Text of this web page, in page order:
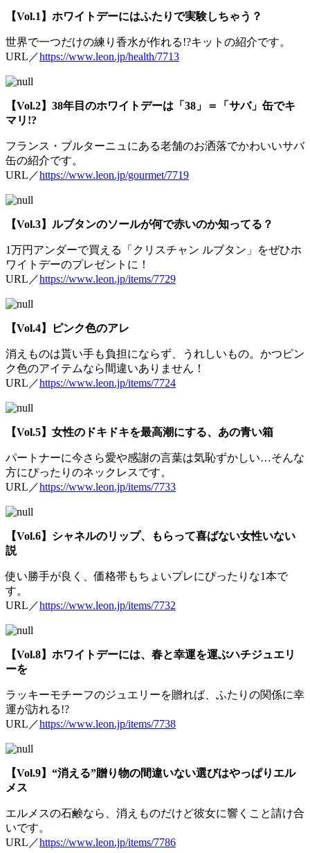
【Vol.1】ホワイトデーにはふたりで実験しちゃう？
世界で一つだけの練り香水が作れる!?キットの紹介です。
URL／https://www.leon.jp/health/7713
【Vol.2】38年目のホワイトデーは「38」＝「サバ」缶でキ
マリ!?
フランス・ブルターニュにある老舗のお洒落でかわいいサバ
缶の紹介です。
URL／https://www.leon.jp/gourmet/7719
【Vol.3】ルブタンのソールが何で赤いのか知ってる？
1万円アンダーで買える「クリスチャン ルブタン」をぜひホ
ワイトデーのプレゼントに！
URL／https://www.leon.jp/items/7729
【Vol.4】ピンク色のアレ
消えものは貰い手も負担にならず、うれしいもの。かつピン
ク色のアイテムなら間違いありません！
URL／https://www.leon.jp/items/7724
【Vol.5】女性のドキドキを最高潮にする、あの青い箱
パートナーに今さら愛や感謝の言葉は気恥ずかしい…そんな
方にぴったりのネックレスです。
URL／https://www.leon.jp/items/7733
【Vol.6】シャネルのリップ、もらって喜ばない女性いない
説
使い勝手が良く、価格帯もちょいプレにぴったりな1本で
す。
URL／https://www.leon.jp/items/7732
【Vol.8】ホワイトデーには、春と幸運を運ぶハチジュエリ
ーを
ラッキーモチーフのジュエリーを贈れば、ふたりの関係に幸
運が訪れる!?
URL／https://www.leon.jp/items/7738
【Vol.9】“消える”贈り物の間違いない選びはやっぱりエル
メス
エルメスの石鹸なら、消えものだけど彼女に響くこと請け合
いです。
URL／https://www.leon.jp/items/7786